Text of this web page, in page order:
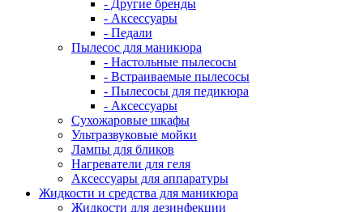
- Другие бренды
- Аксессуары
- Педали
Пылесос для маникюра
- Настольные пылесосы
- Встраиваемые пылесосы
- Пылесосы для педикюра
- Аксессуары
Сухожаровые шкафы
Ультразвуковые мойки
Лампы для бликов
Нагреватели для геля
Аксессуары для аппаратуры
Жидкости и средства для маникюра
Жидкости для дезинфекции